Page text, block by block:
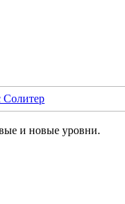
и новые уровни.